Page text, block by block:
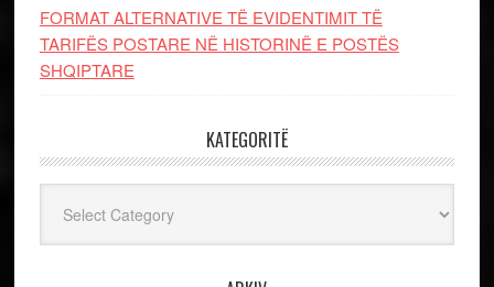
FORMAT ALTERNATIVE TË EVIDENTIMIT TË
TARIFËS POSTARE NË HISTORINË E POSTËS
SHQIPTARE
KATEGORITË